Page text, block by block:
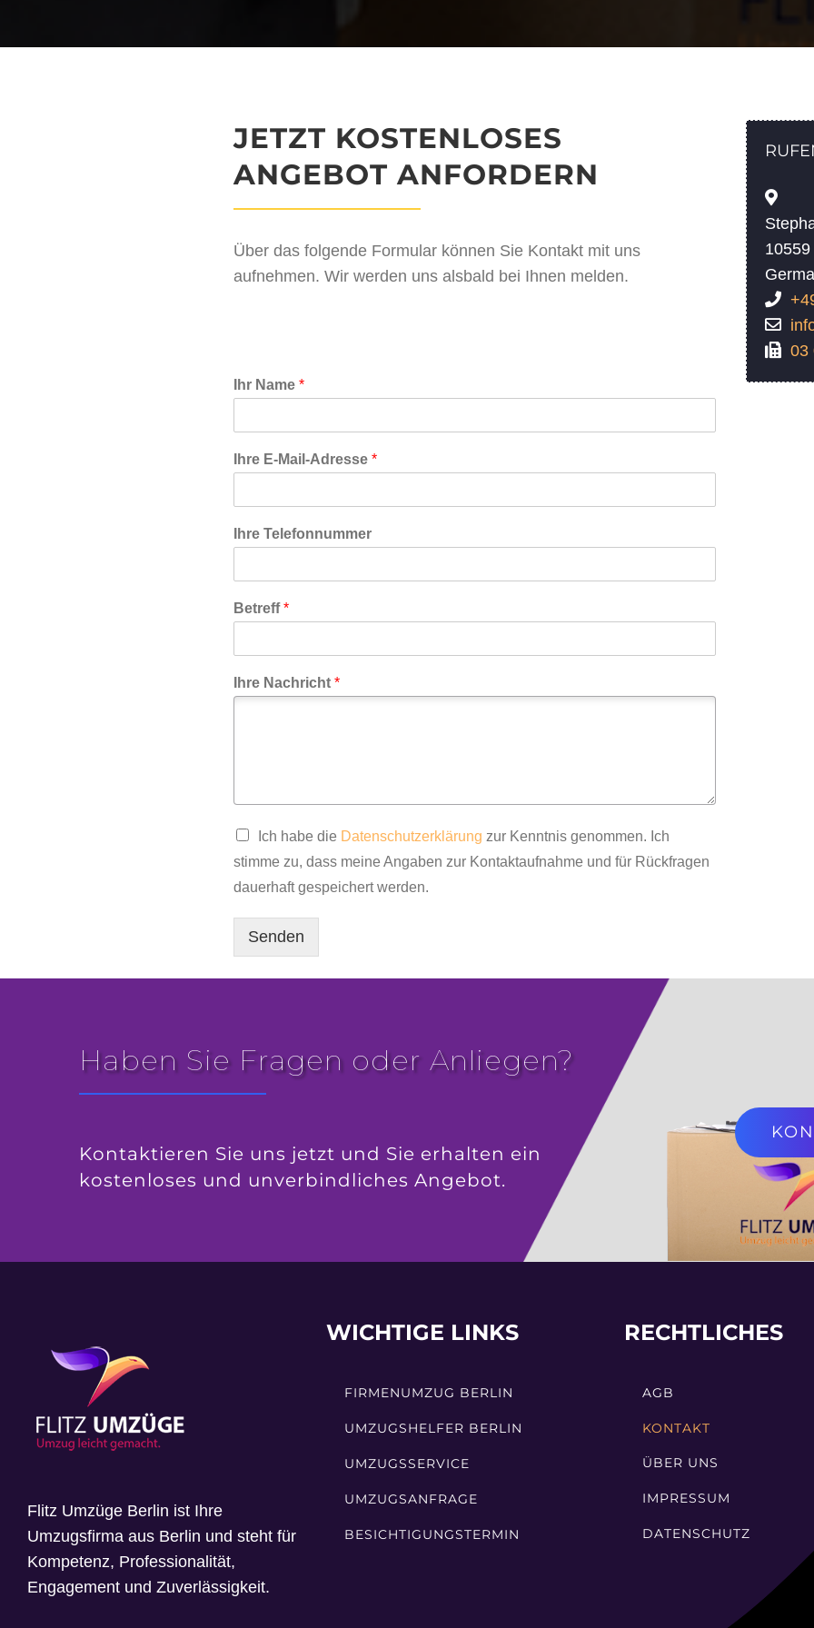
JETZT KOSTENLOSES
ANGEBOT ANFORDERN
Über das folgende Formular können Sie Kontakt mit uns
aufnehmen. Wir werden uns alsbald bei Ihnen melden.
Ihr Name *
Ihre E-Mail-Adresse *
Ihre Telefonnummer
Betreff*
Ihre Nachricht *
D
t
e
s
h
u
n
g
Ich habe die Datenschutzerklärung zur Kenntnis genommen. Ich
stimme zu, dass meine Angaben zur Kontaktaufnahme und für Rückfragen
dauerhaft gespeichert werden.
Senden
03
Haben Sie Fragen oder Anliegen?
Kontaktieren Sie uns jetzt und Sie erhalten ein
kostenloses und unverbindliches Angebot.
Flitz Umzüge Berlin ist Ihre
Umzugsfirma aus Berlin und steht für
Kompetenz, Professionalität,
Engagement und Zuverlässigkeit.
WICHTIGE LINKS
FIRMENUMZUG BERLIN
UMZUGSHELFER BERLIN
UMZUGSSERVICE
UMZUGSANFRAGE
BESICHTIGUNGSTERMIN
RECHTLICHES
AGB
KONTAKT
ÜBER UNS
IMPRESSUM
DATENSCHUTZ